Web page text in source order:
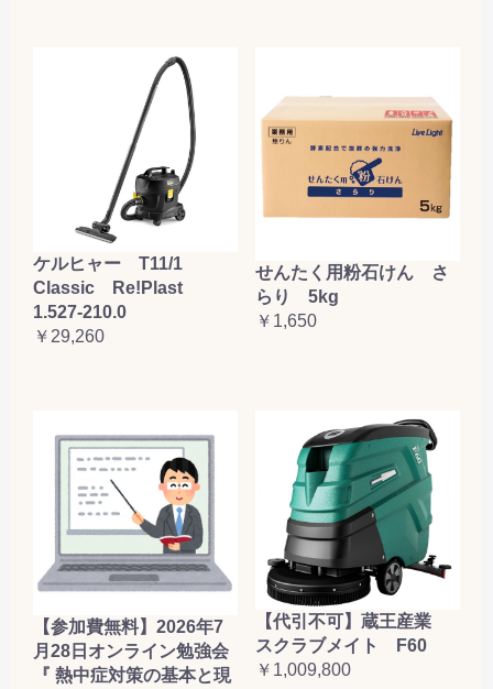
ケルヒャー T11/1
Classic Re!Plast
1.527-210.0
￥29,260
せんたく用粉石けん さ
らり 5kg
￥1,650
【参加費無料】2026年7
月28日オンライン勉強会
『 熱中症対策の基本と現
【代引不可】蔵王産業
スクラブメイト F60
￥1,009,800